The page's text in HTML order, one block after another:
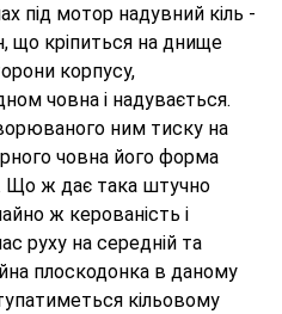
під мотор надувний кіль -
що кріпиться на днище
корпусу,
човна і надувається.
ним тиску на
човна його форма
Що ж дає така штучно
ж керованість і
руху на середній та
плоскодонка в даному
кільовому